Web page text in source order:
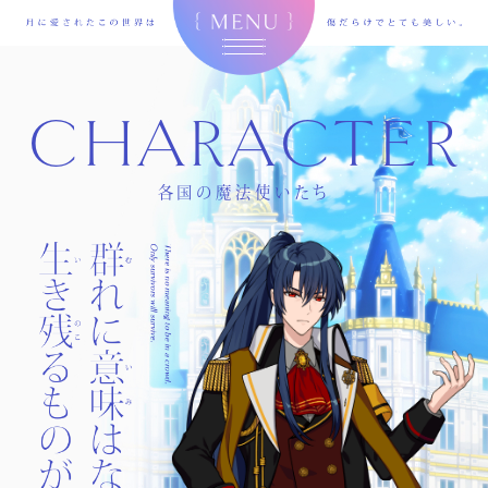
CHARACTER
各国の魔法使いたち